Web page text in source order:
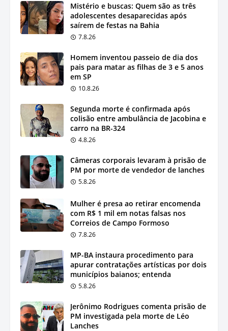
Mistério e buscas: Quem são as três
adolescentes desaparecidas após
saírem de festas na Bahia
7.8.26
Homem inventou passeio de dia dos
pais para matar as filhas de 3 e 5 anos
em SP
10.8.26
Segunda morte é confirmada após
colisão entre ambulância de Jacobina e
carro na BR-324
4.8.26
Câmeras corporais levaram à prisão de
PM por morte de vendedor de lanches
5.8.26
Mulher é presa ao retirar encomenda
com R$ 1 mil em notas falsas nos
Correios de Campo Formoso
7.8.26
MP-BA instaura procedimento para
apurar contratações artísticas por dois
municípios baianos; entenda
5.8.26
Jerônimo Rodrigues comenta prisão de
PM investigada pela morte de Léo
Lanches